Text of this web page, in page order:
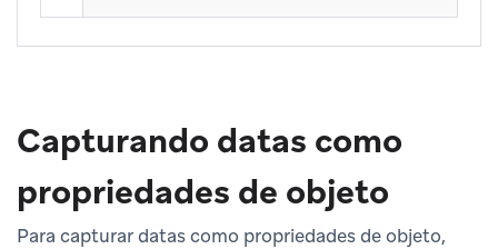
Capturando datas como
propriedades de objeto
Para capturar datas como propriedades de objeto,